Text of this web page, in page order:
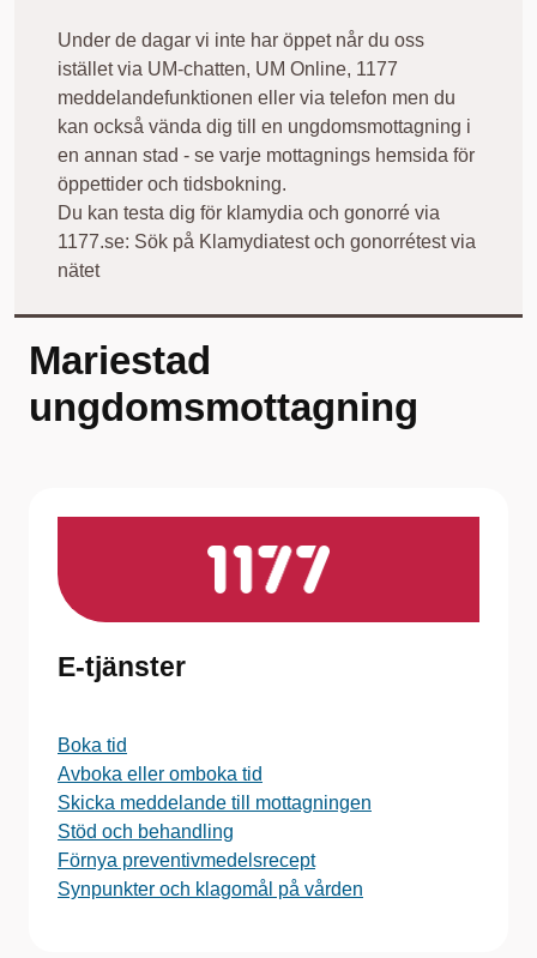
Under de dagar vi inte har öppet når du oss
istället via UM-chatten, UM Online, 1177
meddelandefunktionen eller via telefon men du
kan också vända dig till en ungdomsmottagning i
en annan stad - se varje mottagnings hemsida för
öppettider och tidsbokning.
Du kan testa dig för klamydia och gonorré via
1177.se: Sök på Klamydiatest och gonorrétest via
nätet
Mariestad
ungdomsmottagning
E-tjänster
Boka tid
Avboka eller omboka tid
Skicka meddelande till mottagningen
Stöd och behandling
Förnya preventivmedelsrecept
Synpunkter och klagomål på vården